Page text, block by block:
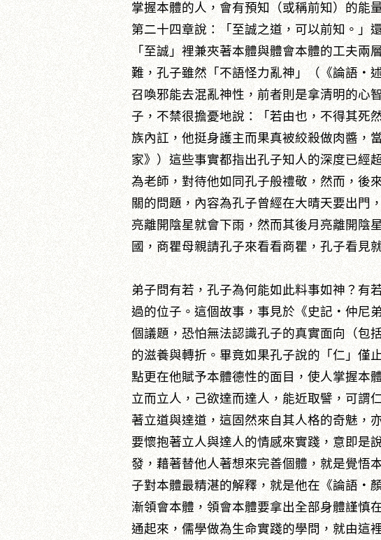
掌握本體的人，會有預知（或稱前知）的能
第二十四章說：「至誠之道，可以前知。」
「至誠」裡兼夾著本體與體會本體的工夫
難，孔子雖然「不語怪力亂神」（《論語‧
召喚邪能去混亂神性，前者則是拿清明的心
子，不禁很擔憂地說：「若由也，不得其死
族內訌，他挺身護主而果真被絞殺做肉醬，
家》）這些事實都指出孔子知人的深度已經
為老師，對待他如同孔子般禮敬，然而，後
關的問題，內容為孔子曾經在大晴天要出門
亮離開陰星就會下雨，然而其後月亮離開陰
國，商瞿母親請孔子來看看商瞿，孔子看見
弟子問有若，孔子為何能如此料事如神？有
過的位子。這個故事，事見於《史記‧仲尼
個議題，恐怕無法認識孔子的真實面向（包
的滋養與轉折。畢竟如果孔子說的「仁」僅
點更在他賦予本體德性的面目，使人掌握本
立而立人，己欲達而達人，能近取譬，可謂
著立道與達道，這固然來自其人格的奇魅，
要懷抱著立人與達人的情感來實踐，意即是
發，藉著替他人著想來完善個體，就是覺悟
子對本體最精湛的解釋，就是他在《論語‧
漸領會本體，領會本體要拿出全部身體謹慎
通起來，儒學做為生命實踐的學問，就由這